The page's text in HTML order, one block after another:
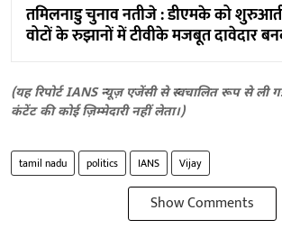
तमिलनाडु चुनाव नतीजे : डीएमके को
वोटों के रुझानों में टीवीके मजबूत दावेदार
(यह रिपोर्ट IANS न्यूज़ एजेंसी से स्वचालित रूप से ली
कंटेंट की कोई ज़िम्मेदारी नहीं लेता।)
tamil nadu politics IANS Vijay
Show Comments